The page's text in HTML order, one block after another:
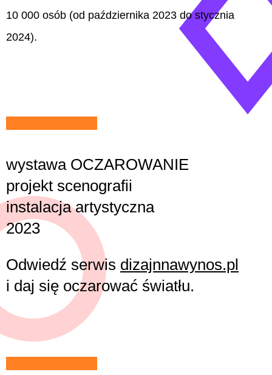
10 000 osób (od października 2023 do stycznia
2024).
wystawa OCZAROWANIE
projekt scenografii
instalacja artystyczna
2023
Odwiedź serwis dizajnnawynos.pl
i daj się oczarować światłu.